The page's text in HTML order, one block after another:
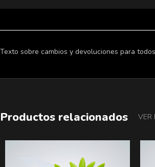
Texto sobre cambios y devoluciones para
Productos relacionados VER